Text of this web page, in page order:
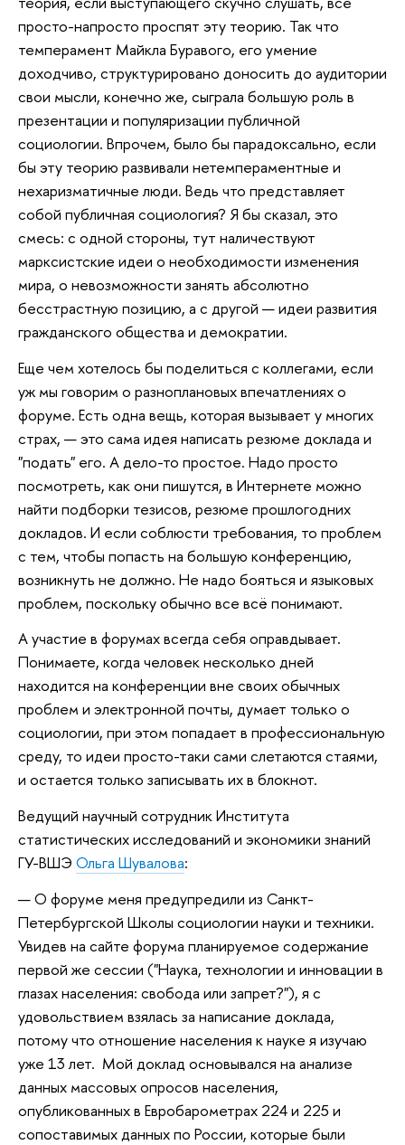
просто-напросто проспят эту теорию. Так что
темперамент Майкла Буравого, его умение
доходчиво, структурировано доносить до аудитории
свои мысли, конечно же, сыграла большую роль в
презентации и популяризации публичной
социологии. Впрочем, было бы парадоксально, если
бы эту теорию развивали нетемпераментные и
нехаризматичные люди. Ведь что представляет
собой публичная социология? Я бы сказал, это
смесь: с одной стороны, тут наличествуют
марксистские идеи о необходимости изменения
мира, о невозможности занять абсолютно
бесстрастную позицию, а с другой — идеи развития
гражданского общества и демократии.
Еще чем хотелось бы поделиться с коллегами, если
уж мы говорим о разноплановых впечатлениях о
форуме. Есть одна вещь, которая вызывает у многих
страх, — это сама идея написать резюме доклада и
"подать" его. А дело-то простое. Надо просто
посмотреть, как они пишутся, в Интернете можно
найти подборки тезисов, резюме прошлогодних
докладов. И если соблюсти требования, то проблем
с тем, чтобы попасть на большую конференцию,
возникнуть не должно. Не надо бояться и языковых
проблем, поскольку обычно все всё понимают.
А участие в форумах всегда себя оправдывает.
Понимаете, когда человек несколько дней
находится на конференции вне своих обычных
проблем и электронной почты, думает только о
социологии, при этом попадает в профессиональную
среду, то идеи просто-таки сами слетаются стаями,
и остается только записывать их в блокнот.
Ведущий научный сотрудник Института
статистических исследований и экономики знаний
ГУ-ВШЭ Ольга Шувалова:
— О форуме меня предупредили из Санкт-
Петербургской Школы социологии науки и техники.
Увидев на сайте форума планируемое содержание
первой же сессии ("Наука, технологии и инновации в
глазах населения: свобода или запрет?"), я с
удовольствием взялась за написание доклада,
потому что отношение населения к науке я изучаю
уже 13 лет. Мой доклад основывался на анализе
данных массовых опросов населения,
опубликованных в Евробарометрах 224 и 225 и
сопоставимых данных по России, которые были